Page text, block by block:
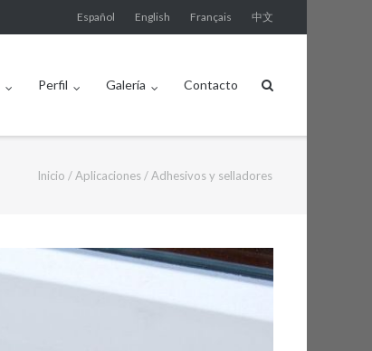
Español English Français 中文
Perfil Galería Contacto
Inicio / Aplicaciones / Adhesivos y selladores